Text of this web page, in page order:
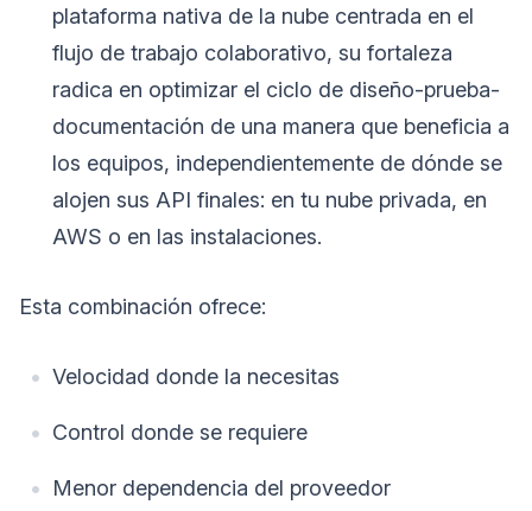
plataforma nativa de la nube centrada en el
flujo de trabajo colaborativo, su fortaleza
radica en optimizar el ciclo de diseño-prueba-
documentación de una manera que beneficia a
los equipos, independientemente de dónde se
alojen sus API finales: en tu nube privada, en
AWS o en las instalaciones.
Esta combinación ofrece:
Velocidad donde la necesitas
Control donde se requiere
Menor dependencia del proveedor